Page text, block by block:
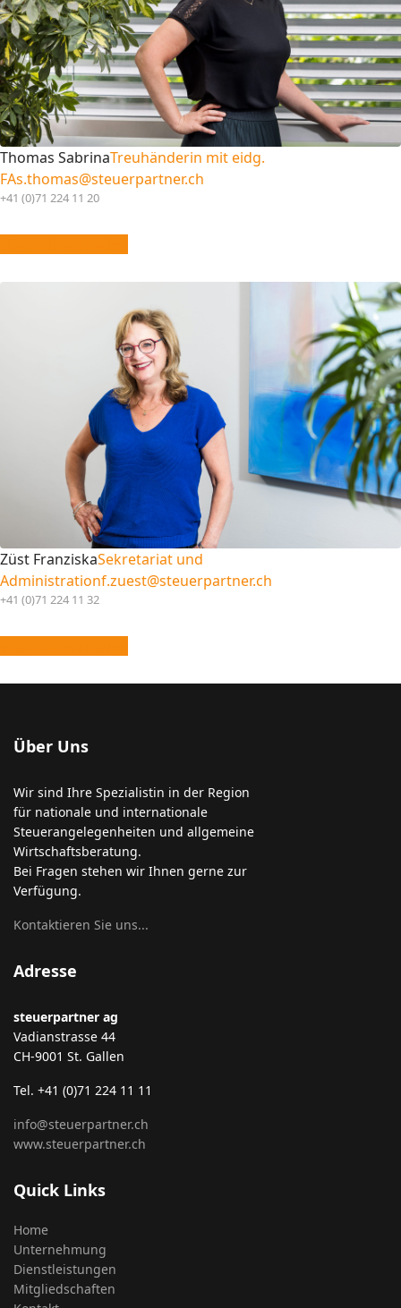
Thomas SabrinaTreuhänderin mit eidg.
FAs.thomas@steuerpartner.ch
+41 (0)71 224 11 20
Züst FranziskaSekretariat und
Administrationf.zuest@steuerpartner.ch
+41 (0)71 224 11 32
Über Uns
Wir sind Ihre Spezialistin in der Region
für nationale und internationale
Steuerangelegenheiten und allgemeine
Wirtschaftsberatung.
Bei Fragen stehen wir Ihnen gerne zur
Verfügung.
Kontaktieren Sie uns...
Adresse
steuerpartner ag
Vadianstrasse 44
CH-9001 St. Gallen
Tel. +41 (0)71 224 11 11
info@steuerpartner.ch
www.steuerpartner.ch
Quick Links
Home
Unternehmung
Dienstleistungen
Mitgliedschaften